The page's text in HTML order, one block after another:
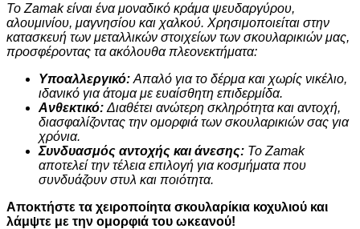
Το Zamak είναι ένα μοναδικό κράμα ψευδαργύρου,
αλουμινίου, μαγνησίου και χαλκού. Χρησιμοποιείται στην
κατασκευή των μεταλλικών στοιχείων των σκουλαρικιών μας,
προσφέροντας τα ακόλουθα πλεονεκτήματα:
Υποαλλεργικό: Απαλό για το δέρμα και χωρίς νικέλιο,
ιδανικό για άτομα με ευαίσθητη επιδερμίδα.
Ανθεκτικό: Διαθέτει ανώτερη σκληρότητα και αντοχή,
διασφαλίζοντας την ομορφιά των σκουλαρικιών σας για
χρόνια.
Συνδυασμός αντοχής και άνεσης: Το Zamak
αποτελεί την τέλεια επιλογή για κοσμήματα που
συνδυάζουν στυλ και ποιότητα.
Αποκτήστε τα χειροποίητα σκουλαρίκια κοχυλιού και
λάμψτε με την ομορφιά του ωκεανού!